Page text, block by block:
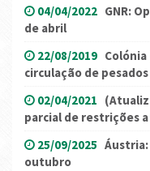
04/04/2022 GNR:
de abril
22/08/2019
circulação de pesados
02/04/2021
parcial de restrições
25/09/2025
outubro